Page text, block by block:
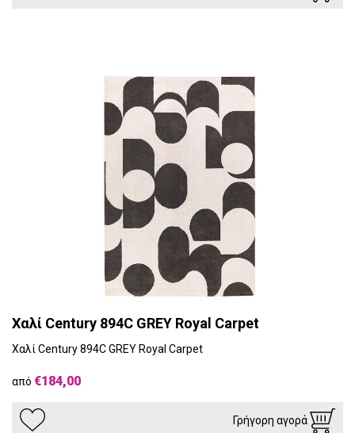
Χαλί Century 894C GREY Royal Carpet
Χαλί Century 894C GREY Royal Carpet
από €184,00
Γρήγορη αγορά